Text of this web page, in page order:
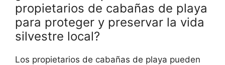
propietarios de cabañas de playa
para proteger y preservar la vida
silvestre local?
Los propietarios de cabañas de playa pueden